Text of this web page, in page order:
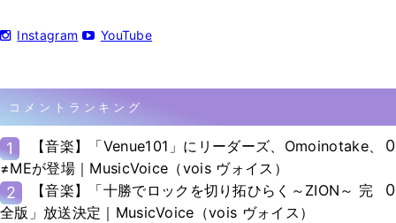
Instagram YouTube
コメントランキング
1
【音楽】「Venue101」にリーダーズ、Omoinotake、
≠MEが登場｜MusicVoice（vois ヴォイス）
0
2
【音楽】「十勝でロックを切り拓ひらく～ZION～ 完
全版」放送決定｜MusicVoice（vois ヴォイス）
0